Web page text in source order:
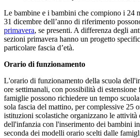
Le bambine e i bambini che compiono i 24
31 dicembre dell’anno di riferimento
primavera, se presenti. A differenza degli
sezioni primavera hanno un progetto
particolare fascia d’età.
Orario di funzionamento
L'orario di funzionamento della scuola
ore settimanali, con possibilità di
famiglie possono richiedere un tempo
sola fascia del mattino, per complessive 25
istituzioni scolastiche organizzano le attività
dell'infanzia con l'inserimento dei bambini
seconda dei modelli orario scelti dalle